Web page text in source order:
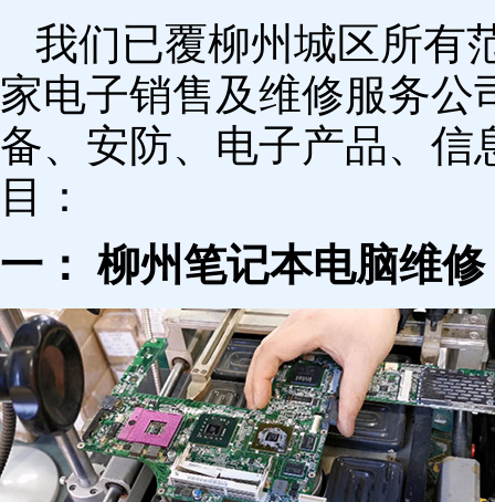
我们已覆柳州城区所有
家电子销售及维修服务公
备、安防、电子产品、信
目：
一： 柳州笔记本电脑维修